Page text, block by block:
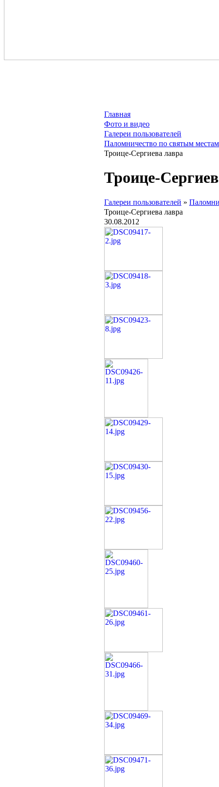
Главная
Фото и видео
Галереи пользователей
Паломничество по святым местам
Троице-Сергиева лавра
Троице-
Галереи пользователей »
Троице-Сергиева лавра
30.08.2012